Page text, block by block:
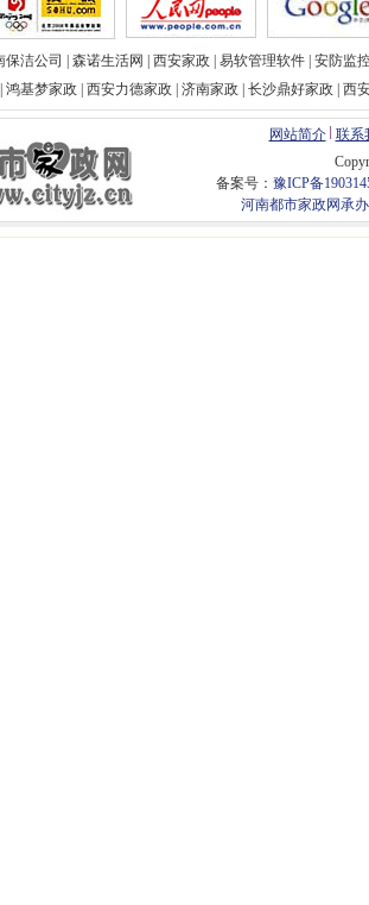
保洁公司 森诺生活网 西安家政 易软管理软件 安防监
鸿基梦家政 西安力德家政 济南家政 长沙鼎好家政 西
网站简介
联系
备案号： 豫ICP备
河南都市家政网承